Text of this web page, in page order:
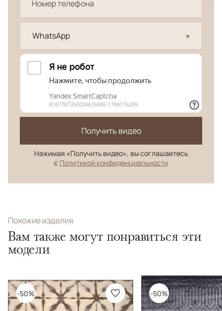
WhatsApp
Получить видео
Нажимая «Получить видео», вы соглашаетесь
с Политикой конфиденциальности
Похожие изделия
Вам также могут понравиться эти
модели
-50% -50%